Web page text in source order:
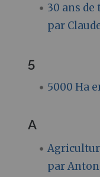
30 ans
par
5
5000 Ha
A
par